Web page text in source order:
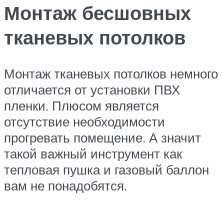
Монтаж бесшовных
тканевых потолков
Монтаж тканевых потолков немного
отличается от установки ПВХ
пленки. Плюсом является
отсутствие необходимости
прогревать помещение. А значит
такой важный инструмент как
тепловая пушка и газовый баллон
вам не понадобятся.